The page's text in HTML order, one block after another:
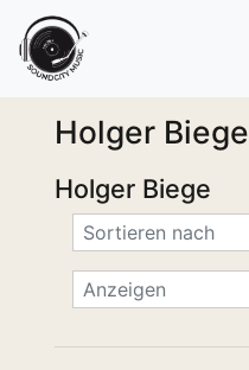
Holger Biege
Holger Biege